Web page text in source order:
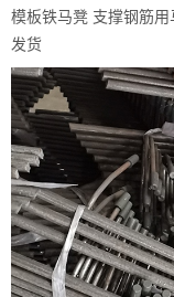
模板铁马凳 支撑钢筋
发货